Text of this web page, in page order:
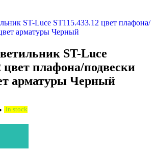
ST-Luce
цвет плафона/подвески
арматуры Черный
in stock